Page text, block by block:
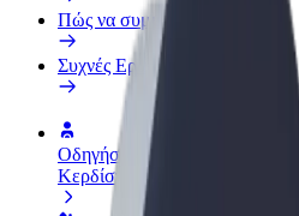
Πώς να συμμετάσχετε
Συχνές Ερωτήσεις
Οδηγήστε
Κερδίστε χρήματα με τους